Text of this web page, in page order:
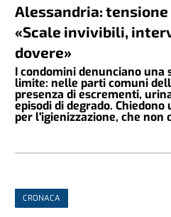
Alessandria:
«Scale invivibili,
dovere»
I condomini denunciano una
limite: nelle parti comuni
presenza di escrementi,
episodi di degrado.
per l'igienizzazione, che non
CRONACA